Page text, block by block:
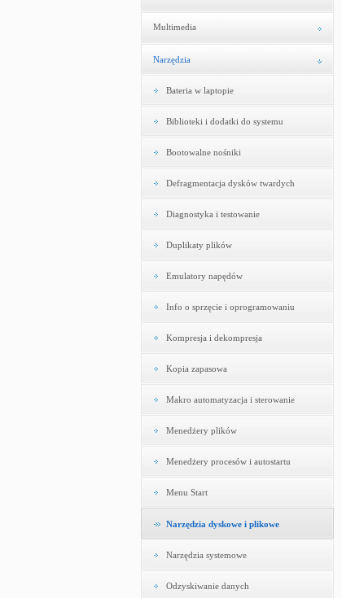
Multimedia
Narzędzia
Bateria w laptopie
Biblioteki i dodatki do systemu
Bootowalne nośniki
Defragmentacja dysków twardych
Diagnostyka i testowanie
Duplikaty plików
Emulatory napędów
Info o sprzęcie i oprogramowaniu
Kompresja i dekompresja
Kopia zapasowa
Makro automatyzacja i sterowanie
Menedżery plików
Menedżery procesów i autostartu
Menu Start
Narzędzia dyskowe i plikowe
Narzędzia systemowe
Odzyskiwanie danych